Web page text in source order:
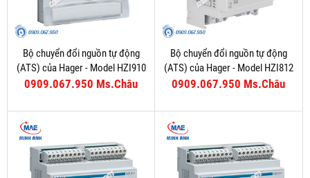
Bộ chuyển đổi nguồn tự động
(ATS) của Hager - Model HZI910
0909.067.950 Ms.Châu
Bộ chuyển đổi nguồn tự động
(ATS) của Hager - Model HZI812
0909.067.950 Ms.Châu